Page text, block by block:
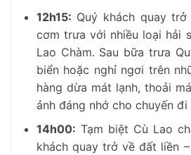
12h15: Quý khách quay
cơm trưa với nhiều loại hải
Lao Chàm. Sau bữa trưa
biển hoặc nghỉ ngơi trên
hàng dừa mát lạnh, thoải
ảnh đáng nhớ cho chuyến đi
14h00: Tạm biệt Cù Lao
khách quay trở về đất liền